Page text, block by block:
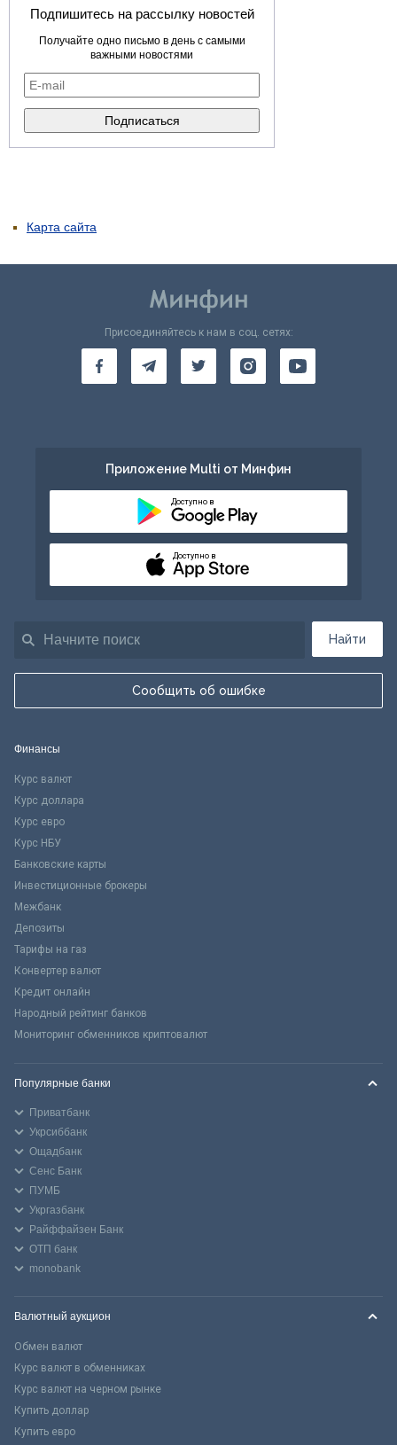
Подпишитесь на рассылку новостей
Получайте одно письмо в день с самыми
важными новостями
Карта сайта
Найти
Сообщить об ошибке
Присоединяйтесь к нам в соц. сетях:
Приложение Multi от Минфин
Доступно в
Доступно в
Финансы
Курс валют
Курс доллара
Курс евро
Курс НБУ
Банковские карты
Инвестиционные брокеры
Межбанк
Депозиты
Тарифы на газ
Конвертер валют
Кредит онлайн
Народный рейтинг банков
Мониторинг обменников криптовалют
Популярные банки
Приватбанк
Укрсиббанк
Ощадбанк
Сенс Банк
ПУМБ
Укргазбанк
Райффайзен Банк
ОТП банк
monobank
Валютный аукцион
Обмен валют
Курс валют в обменниках
Курс валют на черном рынке
Купить доллар
Купить евро